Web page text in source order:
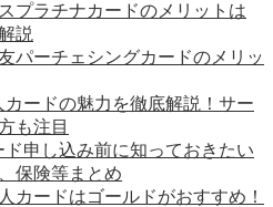
プラチナカードのメリットは
説
パーチェシングカードのメリッ
ードの魅力を徹底解説！サー
も注目
申し込み前に知っておきたい
保険等まとめ
カードはゴールドがおすすめ！